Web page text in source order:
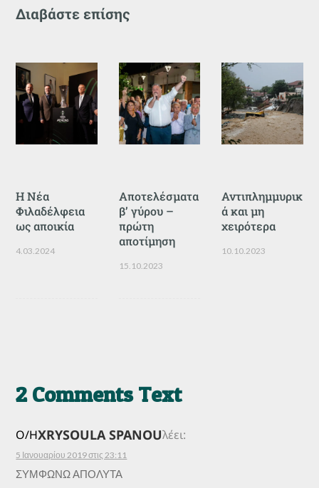
Διαβάστε επίσης
Η Νέα
Φιλαδέλφεια
ως αποικία
4.03.2024
Αποτελέσματα
β’ γύρου –
πρώτη
αποτίμηση
15.10.2023
Αντιπλημμυρικ
ά και μη
χειρότερα
10.10.2023
2 Comments Text
Ο/ΗXRYSOULA SPANOUλέει:
5 Ιανουαρίου 2019 στις 23:11
ΣΥΜΦΩΝΩ ΑΠΟΛΥΤΑ